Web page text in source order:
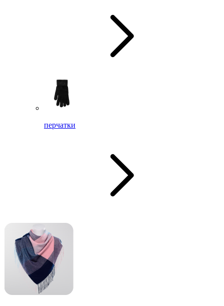
перчатки